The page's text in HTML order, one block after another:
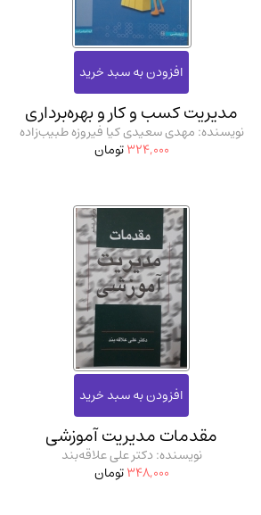
مدیریت کسب و کار و بهره‌برداری
نویسنده: مهدی سعیدی کیا فیروزه طبیب‌زاده
324,000تومان
مقدمات مدیریت آموزشی
نویسنده: دکتر علی علاقه‌بند
348,000تومان